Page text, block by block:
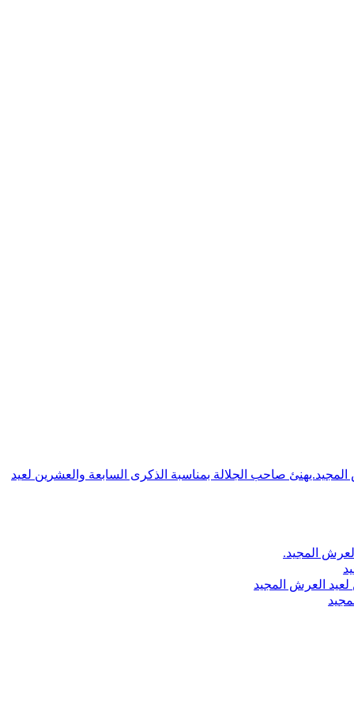
صاحب الجلالة بمناسبة الذكرى السابعة والعشرين لعيد
المجيد.
العرش المجيد